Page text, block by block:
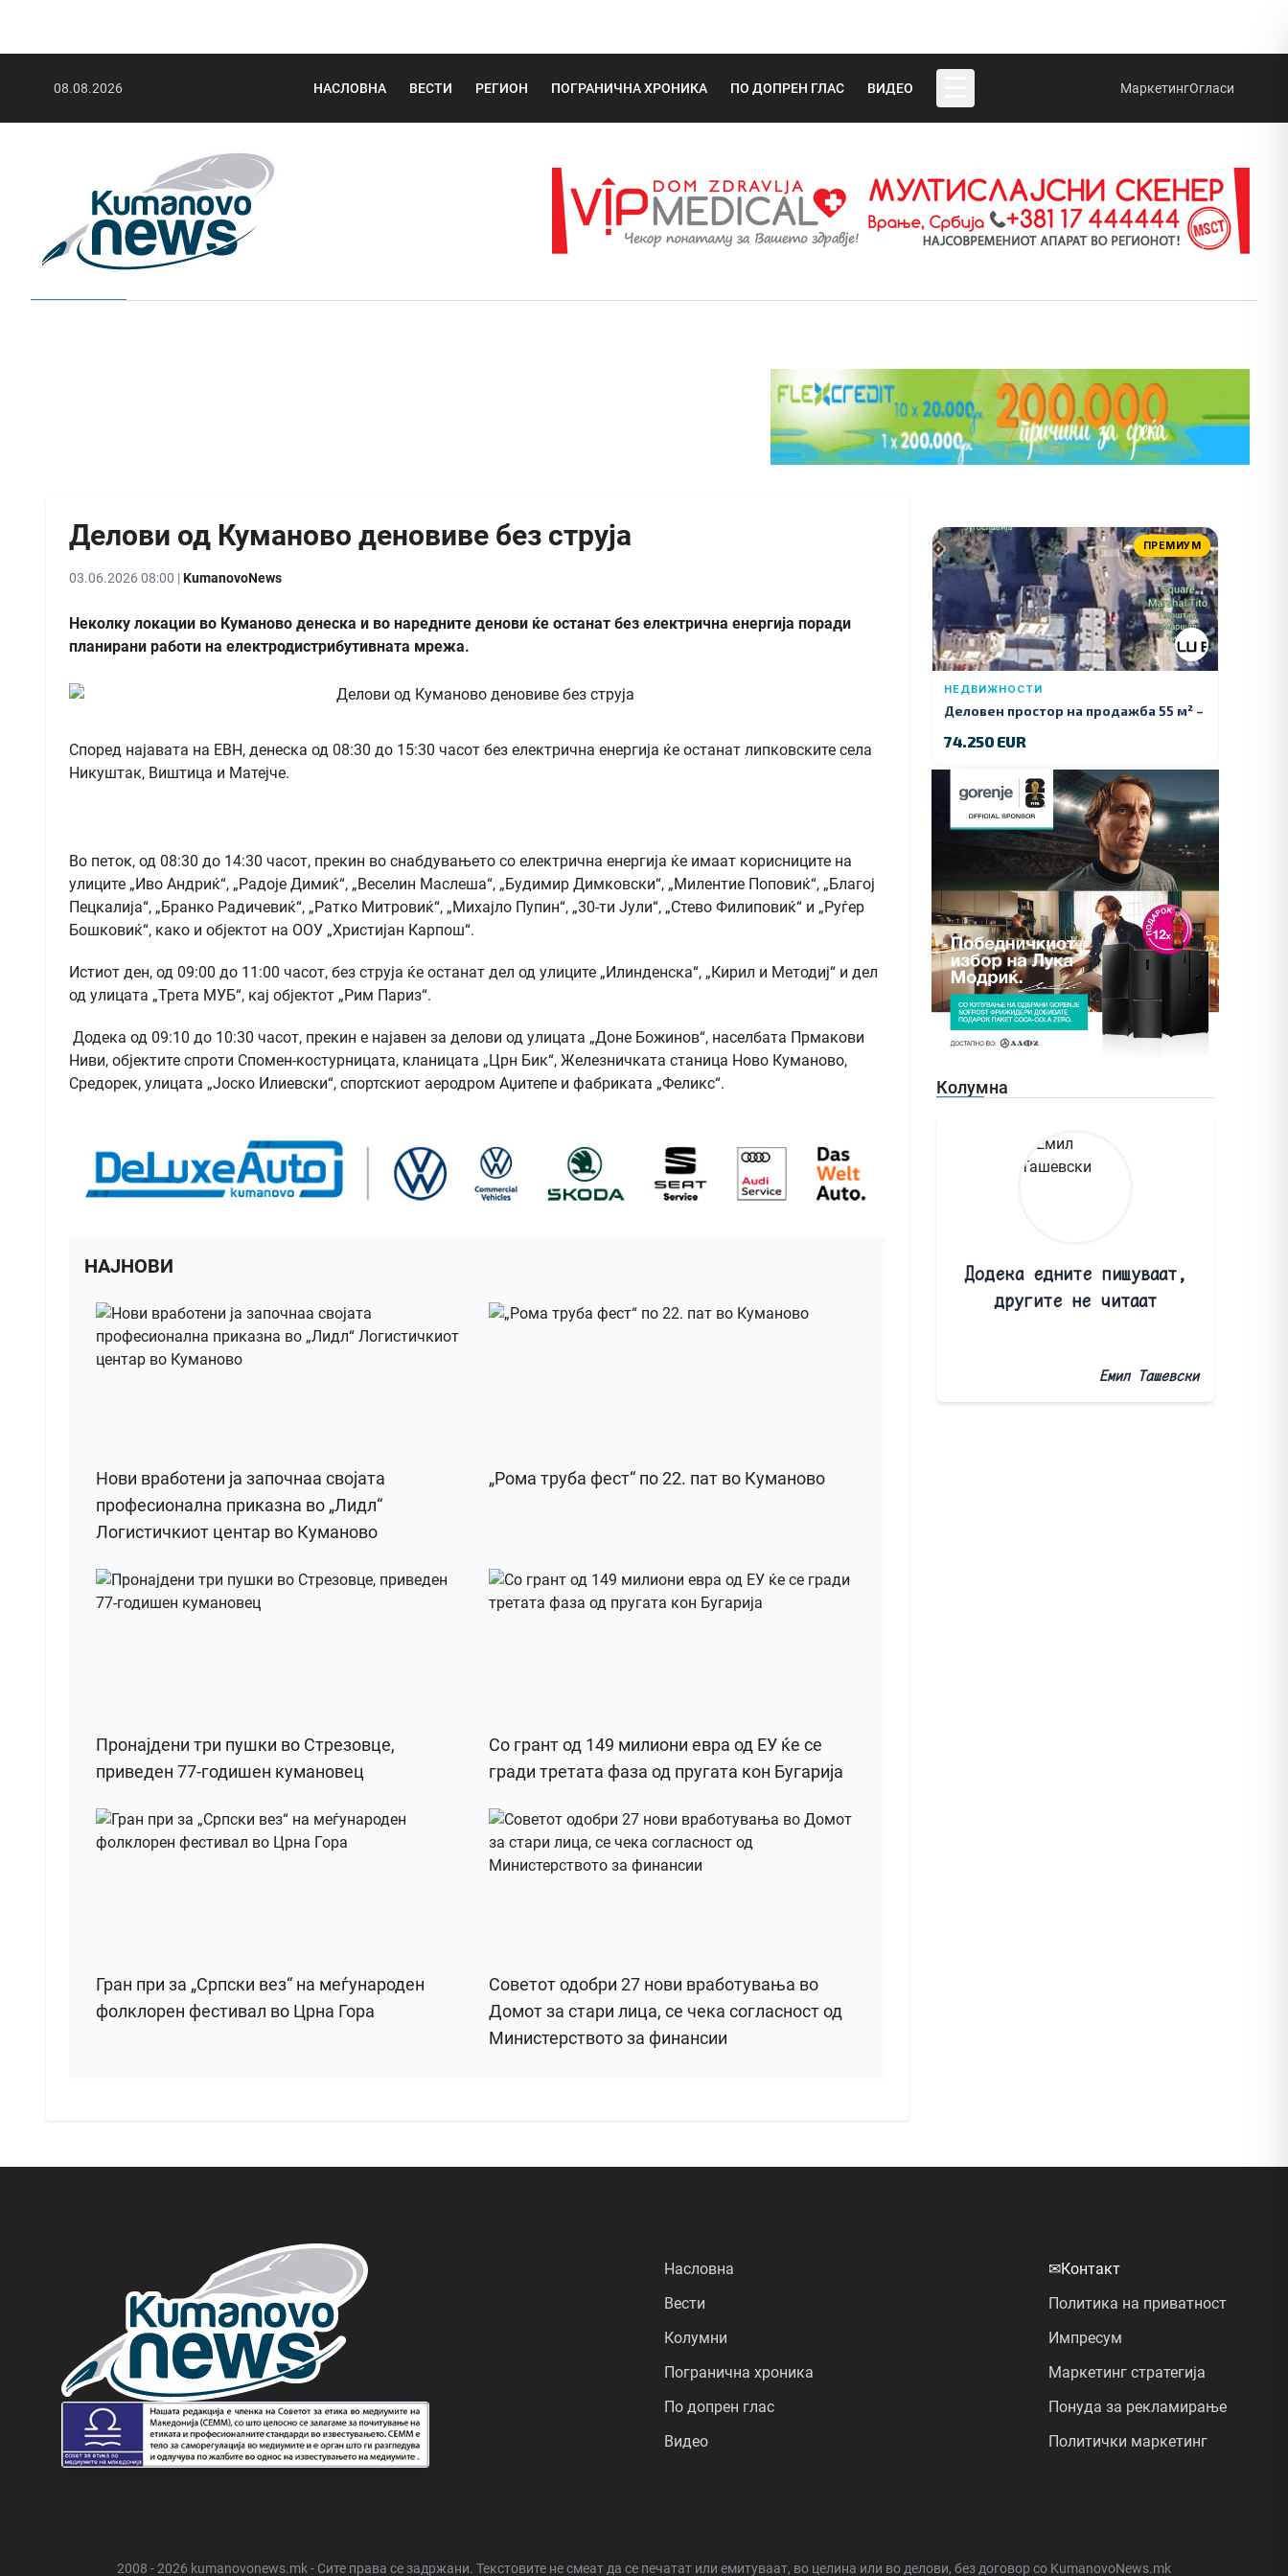
08.08.2026 НАСЛОВНА ВЕСТИ РЕГИОН ПОГРАНИЧНА ХРОНИКА ПО ДОПРЕН ГЛАС ВИДЕО МаркетингОгласи
Делови од Куманово деновиве без струја
03.06.2026 08:00 |KumanovoNews
Неколку локации во Куманово денеска и во наредните денови ќе останат без електрична енергија поради
планирани работи на електродистрибутивната мрежа.
Според најавата на ЕВН, денеска од 08:30 до 15:30 часот без електрична енергија ќе останат липковските села
Никуштак, Виштица и Матејче.
Во петок, од 08:30 до 14:30 часот, прекин во снабдувањето со електрична енергија ќе имаат корисниците на
улиците „Иво Андриќ“, „Радоје Димиќ“, „Веселин Маслеша“, „Будимир Димковски“, „Милентие Поповиќ“, „Благој
Пецкалија“, „Бранко Радичевиќ“, „Ратко Митровиќ“, „Михајло Пупин“, „30-ти Јули“, „Стево Филиповиќ“ и „Руѓер
Бошковиќ“, како и објектот на ООУ „Христијан Карпош“.
Истиот ден, од 09:00 до 11:00 часот, без струја ќе останат дел од улиците „Илинденска“, „Кирил и Методиј“ и дел
од улицата „Трета МУБ“, кај објектот „Рим Париз“.
Додека од 09:10 до 10:30 часот, прекин е најавен за делови од улицата „Доне Божинов“, населбата Прмакови
Ниви, објектите спроти Спомен-костурницата, кланицата „Црн Бик“, Железничката станица Ново Куманово,
Средорек, улицата „Јоско Илиевски“, спортскиот аеродром Аџитепе и фабриката „Феликс“.
НАЈНОВИ
Нови вработени ја започнаа својата
професионална приказна во „Лидл“
Логистичкиот центар во Куманово
„Рома труба фест“ по 22. пат во Куманово
Пронајдени три пушки во Стрезовце,
приведен 77-годишен кумановец
Со грант од 149 милиони евра од ЕУ ќе се
гради третата фаза од пругата кон Бугарија
Гран при за „Српски вез“ на меѓународен
фолклорен фестивал во Црна Гора
Советот одобри 27 нови вработувања во
Домот за стари лица, се чека согласност од
Министерството за финансии
ПРЕМИУМ
НЕДВИЖНОСТИ
Деловен простор на продажба 55 м² –
74.250 EUR
Колумна
Додека едните пишуваат,
другите не читаат
Емил Ташевски
Насловна
Вести
Колумни
Погранична хроника
По допрен глас
Видео
✉Контакт
Политика на приватност
Импресум
Маркетинг стратегија
Понуда за рекламирање
Политички маркетинг
2008 - 2026 kumanovonews.mk - Сите права се задржани. Текстовите не смеат да се печатат или емитуваат, во целина или во делови, без договор со KumanovoNews.mk